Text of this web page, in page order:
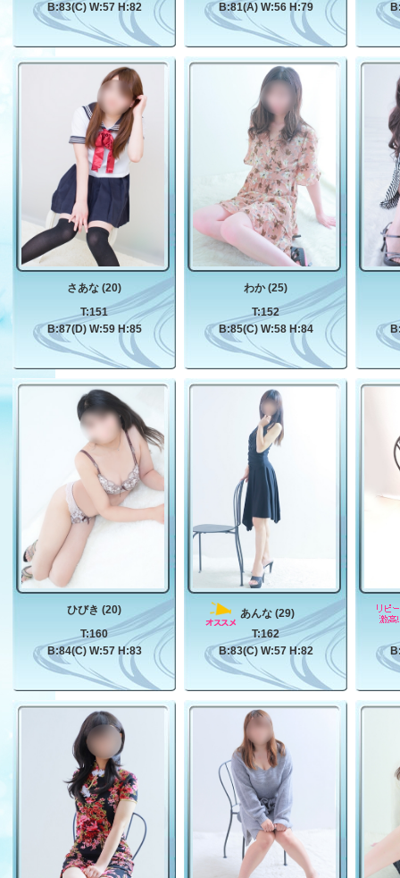
B:83(C) W:57 H:82
B:81(A) W:56 H:79
さあな (20)
T:151
B:87(D) W:59 H:85
わか (25)
T:152
B:85(C) W:58 H:84
ひびき (20)
T:160
B:84(C) W:57 H:83
あんな (29)
T:162
B:83(C) W:57 H:82